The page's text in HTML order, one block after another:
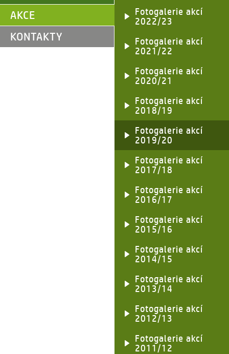
AKCE
KONTAKTY
Fotogalerie akcí
2022/23
Fotogalerie akcí
2021/22
Fotogalerie akcí
2020/21
Fotogalerie akcí
2018/19
Fotogalerie akcí
2019/20
Fotogalerie akcí
2017/18
Fotogalerie akcí
2016/17
Fotogalerie akcí
2015/16
Fotogalerie akcí
2014/15
Fotogalerie akcí
2013/14
Fotogalerie akcí
2012/13
Fotogalerie akcí
2011/12